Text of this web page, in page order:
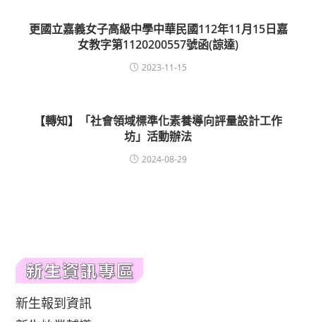
更國立嘉義女子高級中學中華民國112年11月15日嘉
女教字第1120200557號函(諒達)
2023-11-15
【轉知】「社會領域標準化素養導向評量設計工作
坊」活動辦法
2024-08-29
新生報到資訊